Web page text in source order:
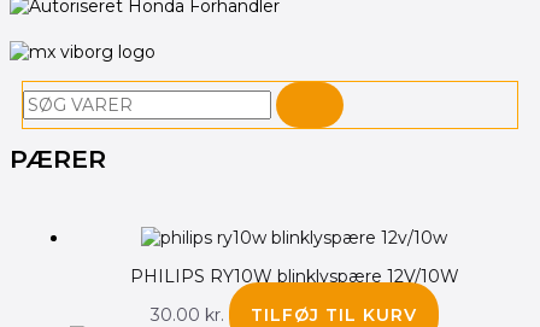
Søg
PÆRER
PHILIPS RY10W blinklyspære 12V/10W
30.00 kr. TILFØJ TIL KURV